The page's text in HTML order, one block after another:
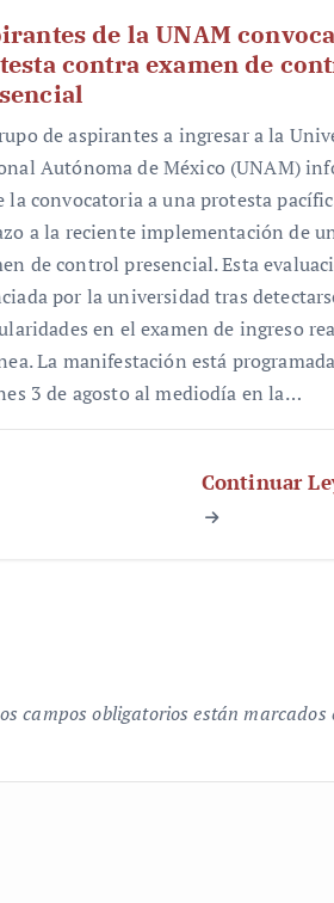
de la UNAM
contra examen de
de aspirantes a ingresar a la
Autónoma de México (UNAM)
la convocatoria a una protesta
a la reciente implementación de
de control presencial. Esta
por la universidad tras
en el examen de ingreso
La manifestación está
3 de agosto al mediodía en la…
Continuar
campos obligatorios están marcados